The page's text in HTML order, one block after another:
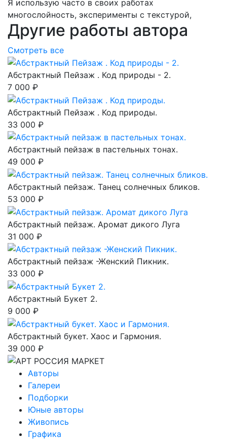
Я использую часто в своих работах
многослойность, эксперименты с текстурой,
Другие работы автора
Смотреть все
Абстрактный Пейзаж . Код природы - 2.
7 000 ₽
Абстрактный Пейзаж . Код природы.
33 000 ₽
Абстрактный пейзаж в пастельных тонах.
49 000 ₽
Абстрактный пейзаж. Танец солнечных бликов.
53 000 ₽
Абстрактный пейзаж. Аромат дикого Луга
31 000 ₽
Абстрактный пейзаж -Женский Пикник.
33 000 ₽
Абстрактный Букет 2.
9 000 ₽
Абстрактный букет. Хаос и Гармония.
39 000 ₽
Авторы
Галереи
Подборки
Юные авторы
Живопись
Графика